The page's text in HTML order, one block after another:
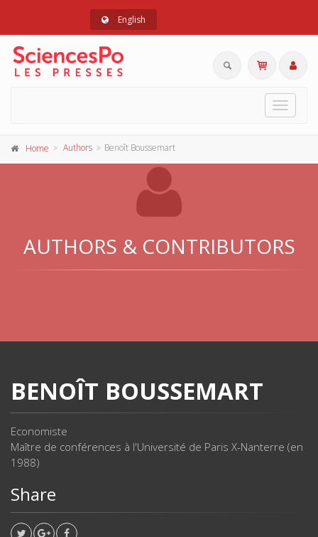
English
Toggle
Home Authors Benoît Boussemart
AUTHORS & CONTRIBUTORS
BENOÎT BOUSSEMART
Economiste
Maître de conférences à l'Université de Paris X-Nanterre (en
1988)
Share